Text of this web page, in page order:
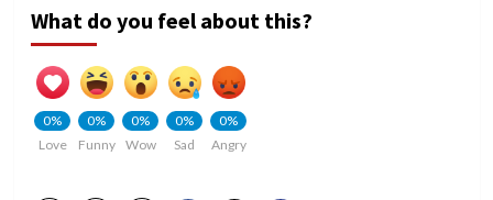
What do you feel about this?
0%
Love
0%
Funny
0%
Wow
0%
Sad
0%
Angry